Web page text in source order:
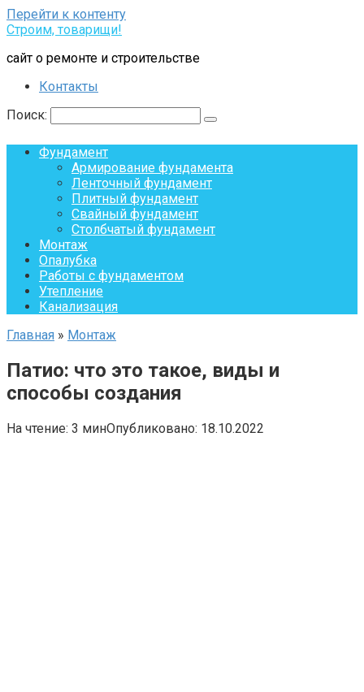
Перейти к контенту
Строим, товарищи!
сайт о ремонте и строительстве
Контакты
Поиск:
Фундамент
Армирование фундамента
Ленточный фундамент
Плитный фундамент
Свайный фундамент
Столбчатый фундамент
Монтаж
Опалубка
Работы с фундаментом
Утепление
Канализация
Главная » Монтаж
Патио: что это такое, виды и
способы создания
На чтение: 3 минОпубликовано: 18.10.2022